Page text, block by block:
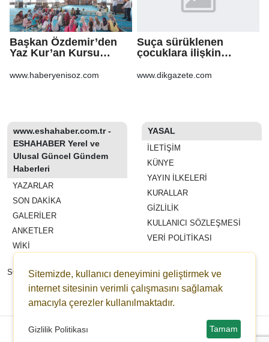
Başkan Özdemir’den
Yaz Kur’an Kursu
www.haberyenisoz.com
Suça sürüklenen
çocuklara ilişkin
kanun teklifi'nin ilk 2
www.dikgazete.com
www.eshahaber.com.tr -
ESHAHABER Yerel ve
Ulusal Güncel Gündem
Haberleri
YAZARLAR
SON DAKİKA
GALERİLER
ANKETLER
WİKİ
SÖZLEŞMESI
ESHAHABER
ESHA TV
YASAL
İLETIŞIM
KÜNYE
YAYIN İLKELERI
KURALLAR
GIZLILIK
KULLANICI SÖZLEŞMESI
VERI POLITIKASI
Sitemizde, kullanıcı deneyimini geliştirmek ve
internet sitesinin verimli çalışmasını sağlamak
amacıyla çerezler kullanılmaktadır.
Gizlilik Politikası Tamam
Copyright © 2022-2026 eshahaber.com.tr eshatv.com - HaberPanelim.com v8.7.6